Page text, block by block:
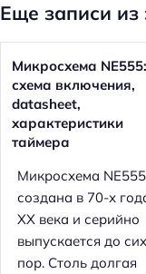
Еще записи из
Микросхема NE555:
схема включения,
datasheet,
характеристики
таймера
Микросхема NE555
создана в 70-х
XX века и серийно
выпускается до сих
пор. Столь долгая